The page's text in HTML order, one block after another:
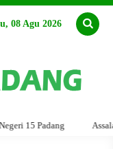
08 Agu 2026
15 Padang